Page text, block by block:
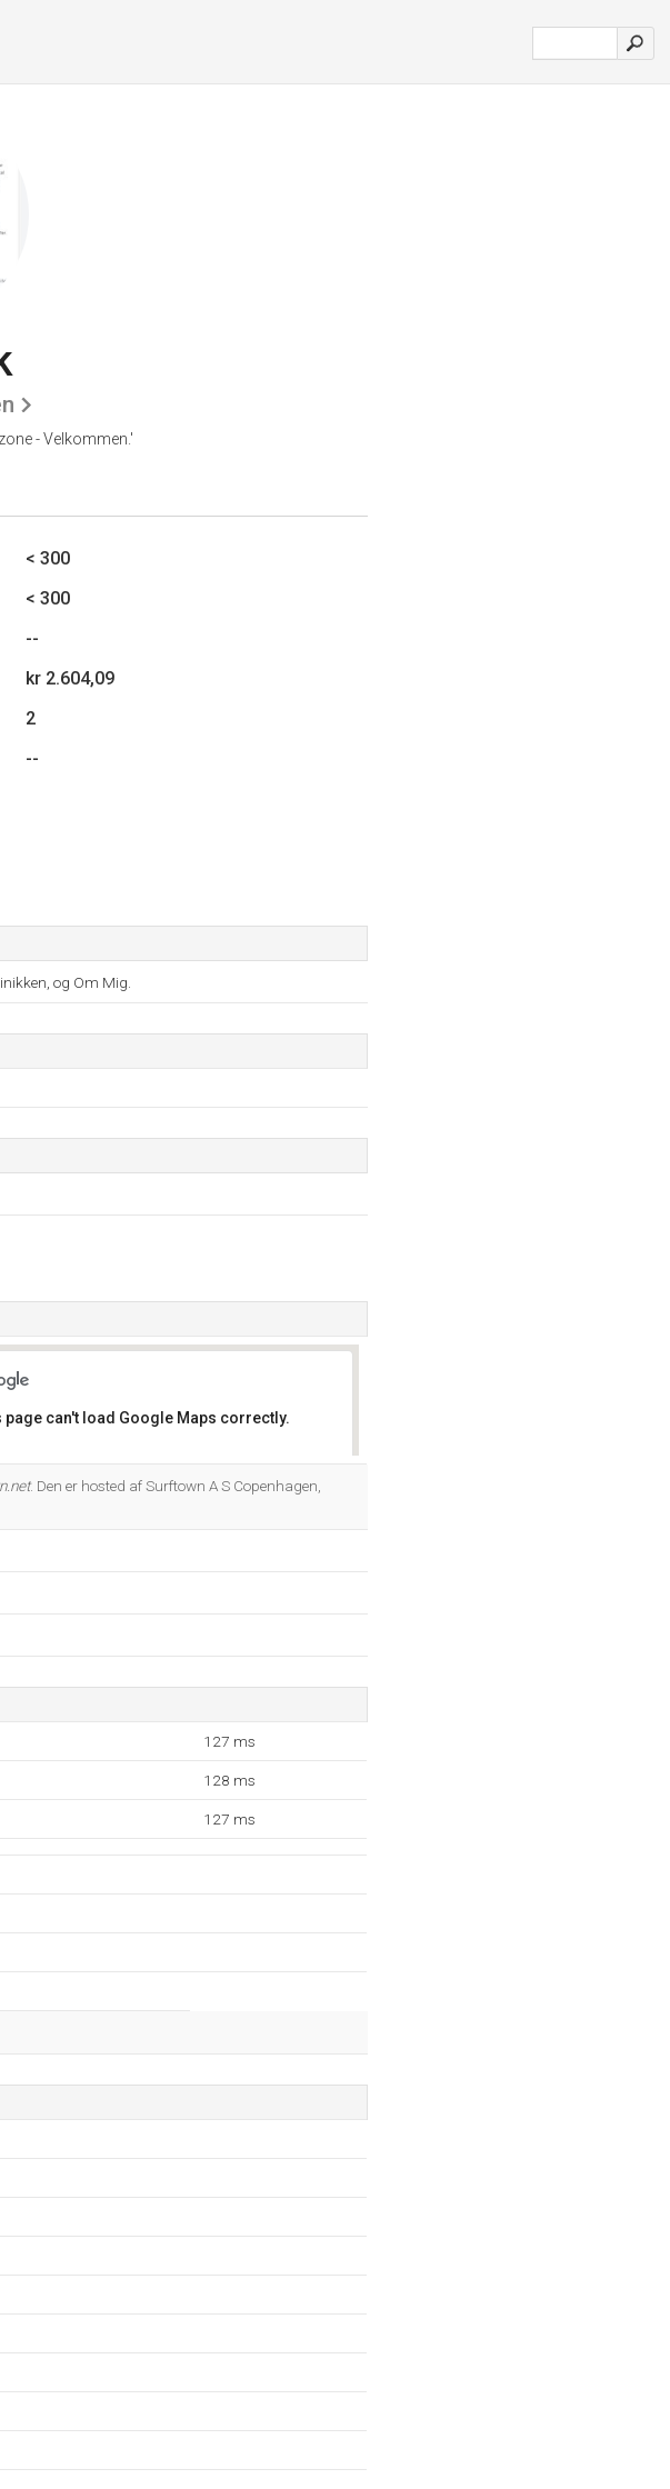
- Velkommen.'
< 300
< 300
--
kr 2.604,09
2
--
og Om Mig.
page can't load Google Maps correctly.
. Den er hosted af Surftown A S Copenhagen,
127 ms
128 ms
127 ms